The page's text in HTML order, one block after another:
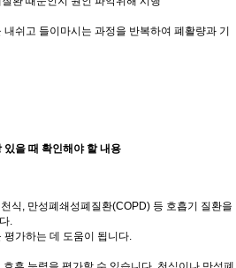
쉬고 들이마시는 과정을 반복하여 폐활량과 기
을 때 확인해야 할 내용
식, 만성폐쇄성폐질환(COPD) 등 호흡기 질환을
.
평가하는 데 도움이 됩니다.